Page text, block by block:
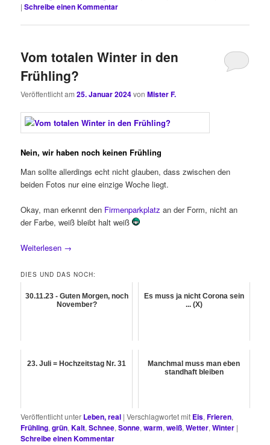
|Schreibe einen Kommentar
Vom totalen Winter in den
Frühling?
Veröffentlicht am25. Januar 2024vonMister F.
Nein, wir haben noch keinen Frühling
Man sollte allerdings echt nicht glauben, dass zwischen den
beiden Fotos nur eine einzige Woche liegt.
Okay, man erkennt den Firmenparkplatz an der Form, nicht an
der Farbe, weiß bleibt halt weiß
Weiterlesen →
DIES UND DAS NOCH:
30.11.23 - Guten Morgen, noch
November?
Es muss ja nicht Corona sein
... (X)
23. Juli = Hochzeitstag Nr. 31
Manchmal muss man eben
standhaft bleiben
Veröffentlicht unter Leben, real |Verschlagwortet mit Eis,Frieren,
Frühling,grün,Kalt,Schnee,Sonne,warm,weiß,Wetter,Winter |
Schreibe einen Kommentar